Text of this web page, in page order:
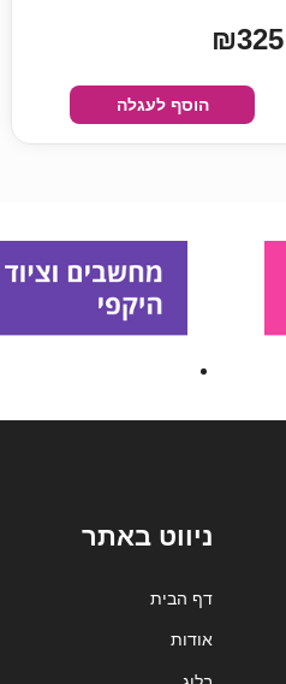
₪325
הוסף לעגלה
ניווט באתר
דף הבית
אודות